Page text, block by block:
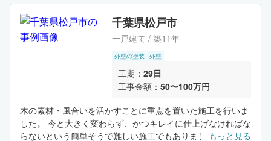
ング補修後、外壁下地調整：アステックペイントのエピテッ
クＷＥプライマーを塗装していきます。 プライマーが乾燥
後、主剤のアステックペイントEC-2000FIRの中塗りを塗装
していきます。 最後にアステックペイントEC-2000FIRの上
千葉県松戸市
一戸建て / 築11年
外壁の塗装 外壁
工期： 29日
工事金額： 50〜100万円
木の素材・風合いを活かすことに重点を置いた施工を行いま
した。 今と大きく変わらず、かつキレイに仕上げなければな
らないという簡単そうで難しい施工でもありました。 特に木
...もっと見る